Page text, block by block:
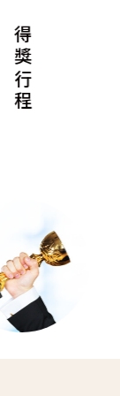
得獎行程